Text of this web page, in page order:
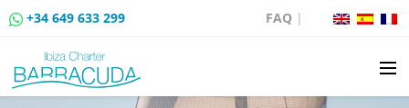
+34 649 633 299 FAQ|